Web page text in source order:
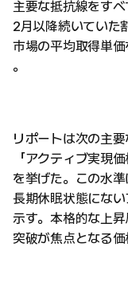
主要な抵抗線をすべ
2月以降続いていた
市場の平均取得単
。
リポートは次の主
「アクティブ実現
を挙げた。この水準
長期休眠状態にな
示す。本格的な上昇
突破が焦点となる価